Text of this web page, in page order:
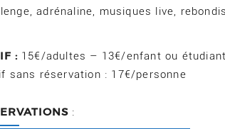
adrénaline, musiques live,
: 15€/adultes – 13€/enfant ou étudiant
sans réservation : 17€/personne
: